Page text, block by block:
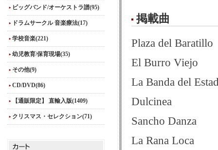
ビッグバンド/オーケストラ譜(95)
ドラムサークル 音楽療法(17)
学校音楽(221)
幼児教育/保育現場(35)
その他(9)
CD/DVD(86)
【通販限定】 直輸入版(1409)
クリスマス・セレクション(71)
掲載曲
Plaza del Baratillo
El Burro Viejo
La Banda del
Dulcinea
Sancho Danza
La Rana Loca